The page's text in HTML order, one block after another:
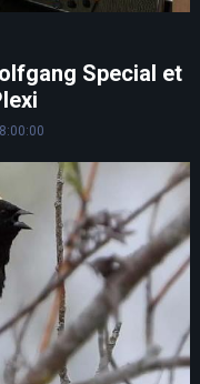
Special et